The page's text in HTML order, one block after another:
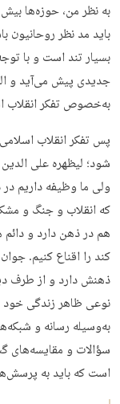
به نظر من، حوزه­‌ها
باید مد نظر
بسیار تند است و با
جدیدی پیش می­‌آید و
به‌خصوص تفکر انقلاب
پس تفکر انقلاب
شود؛ لیظهره علی الدین
ولی ما وظیفه داریم در
که انقلاب و جنگ و
کند را اقناع کنیم.
ذهنش دارد و از طرف
نوعی ظاهر زندگی خود
به‌وسیله رسانه و
سؤالات و مقایسه­‌های
است که باید به